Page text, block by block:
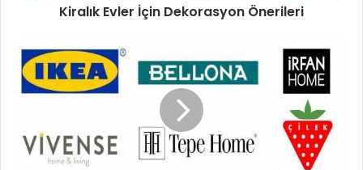
Kiralık Evler İçin Dekorasyon Önerileri